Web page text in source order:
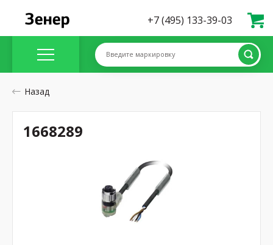
+7 (495) 133-39-03
Введите маркировку
Назад
1668289